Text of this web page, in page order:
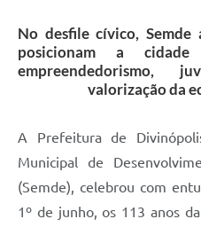
No desfile cívico, Semde
posicionam a
empreendedorismo,
valorização da
A Prefeitura de
Municipal de
(Semde), celebrou com
1º de junho, os 113 anos